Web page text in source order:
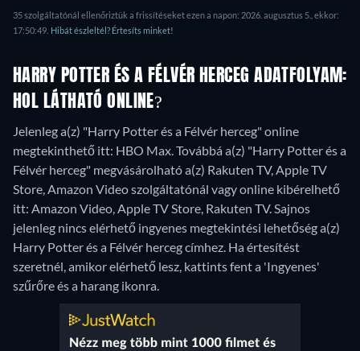
35 szolgáltatónál ellenőriztük a frissítéseket ezen a napon: 2026. augusztus 5., ekkor:
17:50:49. Hibát észleltél? Értesíts minket!
HARRY POTTER ÉS A FÉLVÉR HERCEG ADATFOLYAM:
HOL LÁTHATÓ ONLINE?
Jelenleg a(z) "Harry Potter és a Félvér herceg" online
megtekinthető itt: HBO Max. Továbbá a(z) "Harry Potter és a
Félvér herceg" megvásárolható a(z) Rakuten TV, Apple TV
Store, Amazon Video szolgáltatónál vagy online kibérelhető
itt: Amazon Video, Apple TV Store, Rakuten TV.Sajnos
jelenleg nincs elérhető ingyenes megtekintési lehetőség a(z)
Harry Potter és a Félvér herceg címhez. Ha értesítést
szeretnél, amikor elérhető lesz, kattints fent a 'Ingyenes'
szűrőre és a harang ikonra.